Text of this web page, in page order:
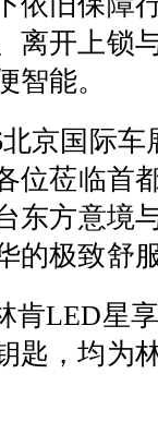
离开上锁
智能。
京国际车
位莅临首
东方意境
的极致舒
肯LED星
匙，均为